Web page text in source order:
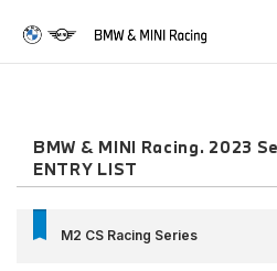
BMW & MINI Racing. 2023
ENTRY LIST
M2 CS Racing Series